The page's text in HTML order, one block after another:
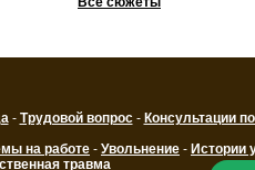
- Трудовой вопрос- Консультации
на работе - Увольнение - Истории
травма